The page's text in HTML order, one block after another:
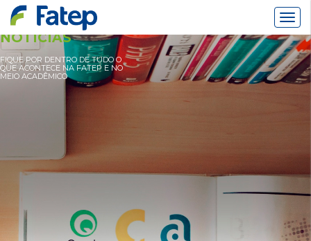
NOTÍCIAS
FIQUE POR DENTRO DE TUDO O
QUE ACONTECE NA FATEP E NO
MEIO ACADÊMICO